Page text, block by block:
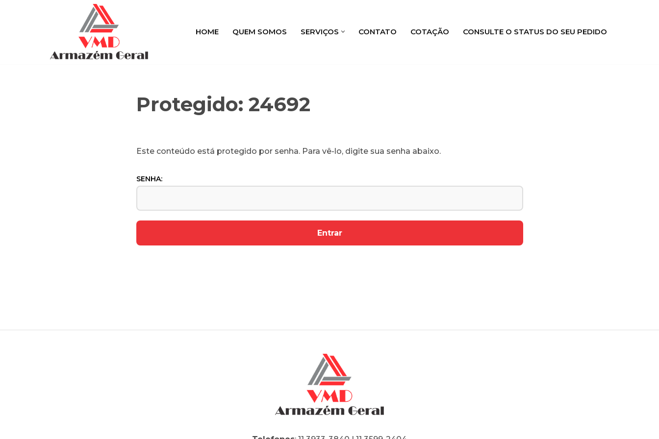
HOME QUEM SOMOS SERVIÇOS CONTATO COTAÇÃO CONSULTE O STATUS DO SEU PEDIDO
Protegido: 24692
Este conteúdo está protegido por senha. Para vê-lo, digite sua senha abaixo.
SENHA: